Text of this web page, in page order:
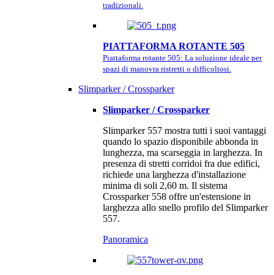
tradizionali.
PIATTAFORMA ROTANTE 505
Piattaforma rotante 505: La soluzione ideale per
spazi di manovra ristretti o difficoltosi.
Slimparker / Crossparker
Slimparker / Crossparker
Slimparker 557 mostra tutti i suoi vantaggi
quando lo spazio disponibile abbonda in
lunghezza, ma scarseggia in larghezza. In
presenza di stretti corridoi fra due edifici,
richiede una larghezza d'installazione
minima di soli 2,60 m. Il sistema
Crossparker 558 offre un'estensione in
larghezza allo snello profilo del Slimparker
557.
Panoramica